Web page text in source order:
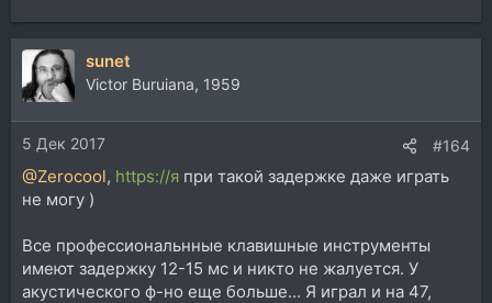
sunet
Victor Buruiana, 1959
5 Дек 2017 #164
@Zerocool, https://я при такой задержке даже играть
не могу )
Все профессиональнные клавишные инструменты
имеют задержку 12-15 мс и никто не жалуется. У
акустического ф-но еще больше... Я играл и на 47,